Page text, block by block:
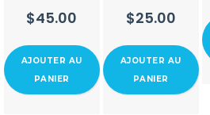
$45.00
AJOUTER AU
PANIER
$25.00
AJOUTER AU
PANIER